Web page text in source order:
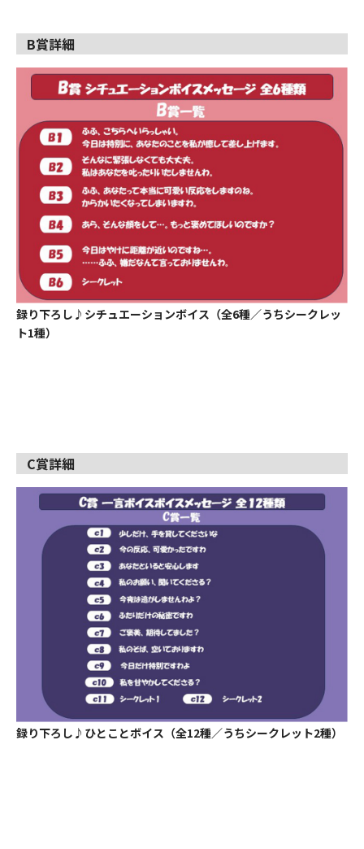
B賞詳細
録り下ろし♪シチュエーションボイス（全6種／うちシークレッ
ト1種）
C賞詳細
録り下ろし♪ひとことボイス（全12種／うちシークレット2種）